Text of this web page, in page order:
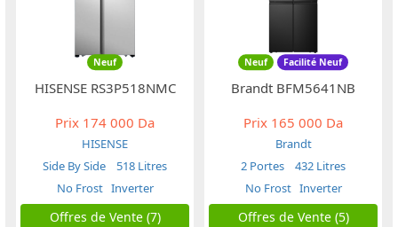
Neuf
HISENSE RS3P518NMC
Prix 174 000 Da
HISENSE
Side By Side
518 Litres
No Frost Inverter
Offres de Vente (7)
Neuf Facilité Neuf
Brandt BFM5641NB
Prix 165 000 Da
Brandt
2 Portes
432 Litres
No Frost Inverter
Offres de Vente (5)